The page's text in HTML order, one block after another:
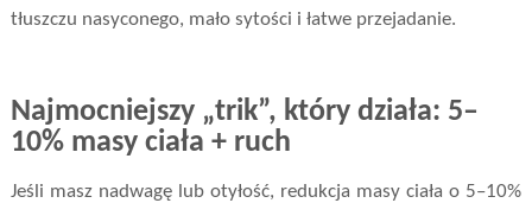
tłuszczu nasyconego, mało sytości i łatwe przejadanie.
Najmocniejszy „trik”, który działa: 5–
10% masy ciała + ruch
Jeśli masz nadwagę lub otyłość, redukcja masy ciała o 5–10%